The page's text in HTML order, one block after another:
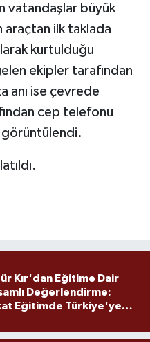
vatandaşlar büyük
araçtan ilk taklada
kurtulduğu
ekipler tarafından
anı ise çevrede
cep telefonu
görüntülendi.
Kır'dan Eğitime Dair
Değerlendirme:
Eğitimde Türkiye'ye